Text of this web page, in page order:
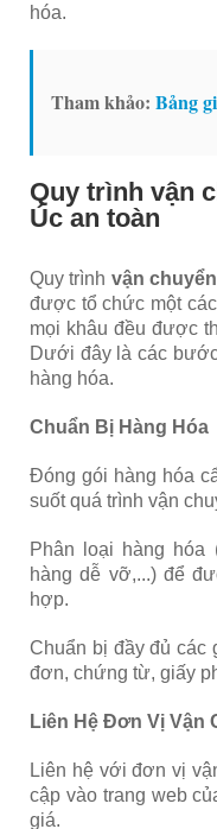
hóa.
Tham khảo: Bảng
Quy trình vận
Úc an toàn
Quy trình vận
được tổ chức một
mọi khâu đều được
Dưới đây là các
hàng hóa.
Chuẩn Bị Hàng Hóa
Đóng gói hàng hóa
suốt quá trình vận
Phân loại hàng hóa
hàng dễ vỡ,...) để
hợp.
Chuẩn bị đầy đủ các
đơn, chứng từ, giấy
Liên Hệ Đơn Vị Vận
Liên hệ với đơn vị
cập vào trang web
giá.